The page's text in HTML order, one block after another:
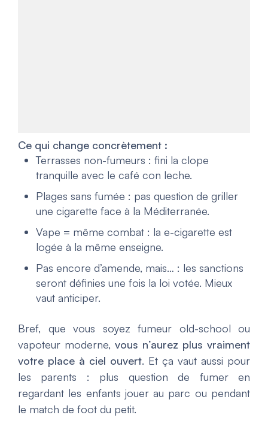
Ce qui change concrètement :
Terrasses non-fumeurs : fini la clope
tranquille avec le café con leche.
Plages sans fumée : pas question de griller
une cigarette face à la Méditerranée.
Vape = même combat : la e-cigarette est
logée à la même enseigne.
Pas encore d’amende, mais… : les sanctions
seront définies une fois la loi votée. Mieux
vaut anticiper.
Bref, que vous soyez fumeur old-school ou
vapoteur moderne, vous n’aurez plus vraiment
votre place à ciel ouvert. Et ça vaut aussi pour
les parents : plus question de fumer en
regardant les enfants jouer au parc ou pendant
le match de foot du petit.